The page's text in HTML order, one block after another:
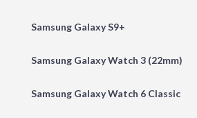
Samsung Galaxy S9+
Samsung Galaxy Watch 3 (22mm)
Samsung Galaxy Watch 6 Classic